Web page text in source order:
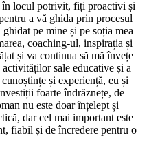
în locul potrivit, fiți proactivi și
a vă ghida prin procesul
pe mine și pe soția mea
coaching-ul, inspirația și
și va continua să mă învețe
sale educative și a
și experiență, eu și
foarte îndrăznețe, de
nu este doar înțelept și
dar cel mai important este
fiabil și de încredere pentru o